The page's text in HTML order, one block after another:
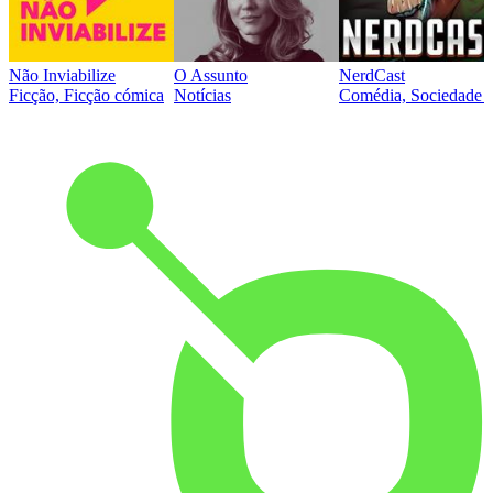
Não Inviabilize
Ficção, Ficção cómica
O Assunto
Notícias
NerdCast
Comédia, Sociedade